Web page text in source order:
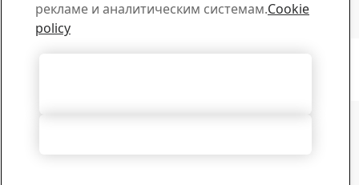
службы технической поддержки
Связь с техподдержкой
рекламе и аналитическим системам.Cookie
policy